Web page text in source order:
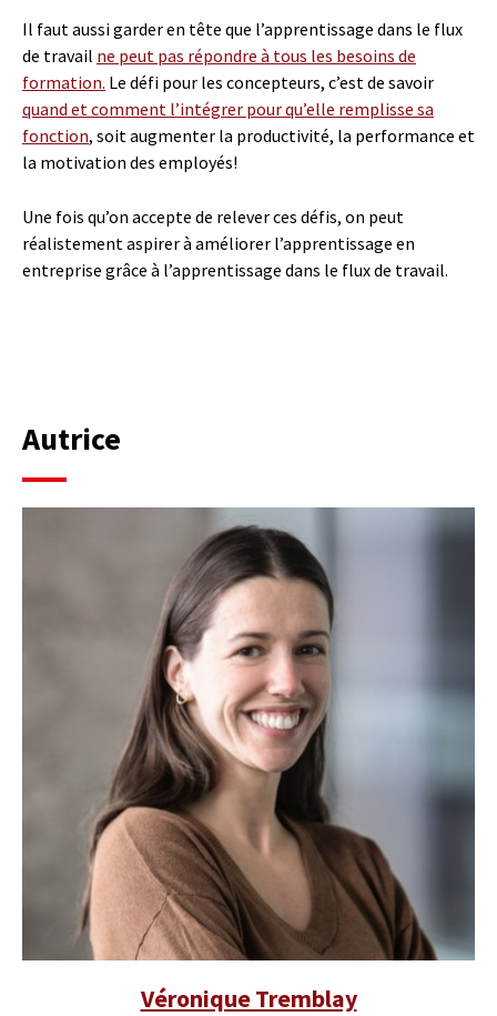
Il faut aussi garder en tête que l’apprentissage dans le flux
de travail ne peut pas répondre à tous les besoins de
formation. Le défi pour les concepteurs, c’est de savoir
quand et comment l’intégrer pour qu’elle remplisse sa
fonction, soit augmenter la productivité, la performance et
la motivation des employés!
Une fois qu’on accepte de relever ces défis, on peut
réalistement aspirer à améliorer l’apprentissage en
entreprise grâce à l’apprentissage dans le flux de travail.
Autrice
Véronique Tremblay